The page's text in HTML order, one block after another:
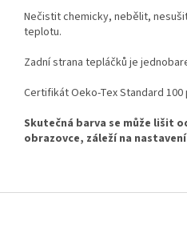
Nečistit chemicky, nebělit,
teplotu.
Zadní strana tepláčků je
Certifikát Oeko-Tex Standard
Skutečná barva se může lišit
obrazovce, záleží na